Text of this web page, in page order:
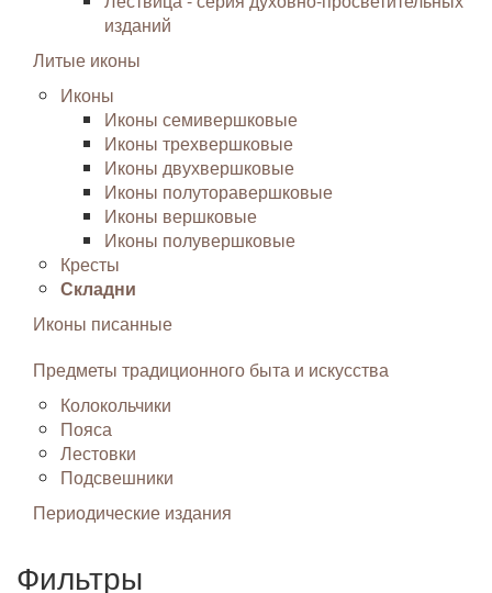
изданий
Литые иконы
Иконы
Иконы семивершковые
Иконы трехвершковые
Иконы двухвершковые
Иконы полуторавершковые
Иконы вершковые
Иконы полувершковые
Кресты
Складни
Иконы писанные
Предметы традиционного быта и искусства
Колокольчики
Пояса
Лестовки
Подсвешники
Периодические издания
Фильтры